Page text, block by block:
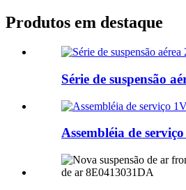
Produtos em destaque
Série de suspensão
Assembléia de